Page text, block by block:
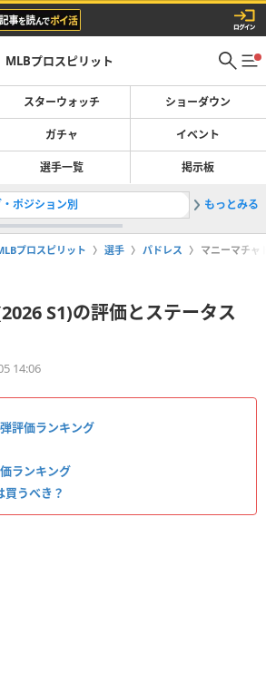
MLBプロスピリット
スターウォッチ ショーダウン
ガチャ イベント
選手一覧 掲示板
ポジション別 2先発最
もっとみる
プロスピリット 選手 パドレス マニーマチャ
S1)の評価とステータス
14:06
評価ランキング
ランキング
うべき？